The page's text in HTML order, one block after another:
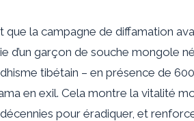
que la campagne de diffamation
d’un garçon de souche mongole
tibétain – en présence de
en exil. Cela montre la vitalité
pour éradiquer, et